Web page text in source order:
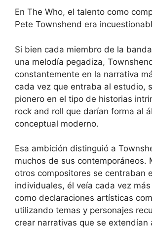
En The Who, el talento como
Pete Townshend era
Si bien cada miembro de la
una melodía pegadiza,
constantemente en la narrativa
cada vez que entraba al estudio,
pionero en el tipo de historias
rock and roll que darían forma al
conceptual moderno.
Esa ambición distinguió a
muchos de sus contemporáneos.
otros compositores se centraban
individuales, él veía cada vez
como declaraciones artísticas
utilizando temas y personajes
crear narrativas que se extendían